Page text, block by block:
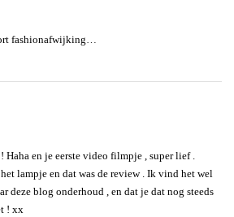
fashionafwijking…
Haha en je eerste video filmpje , super lief .
lampje en dat was de review . Ik vind het wel
deze blog onderhoud , en dat je dat nog steeds
! xx